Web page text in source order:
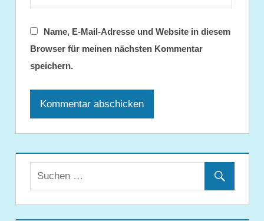
Name, E-Mail-Adresse und Website in diesem
Browser für meinen nächsten Kommentar
speichern.